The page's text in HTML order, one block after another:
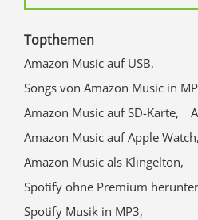
Topthemen
Amazon Music auf USB,
Songs von Amazon Music in
Amazon Music auf SD-Karte,
Amazon Music auf Apple Watch,
Amazon Music als Klingelton,
Spotify ohne Premium
Spotify Musik in MP3,